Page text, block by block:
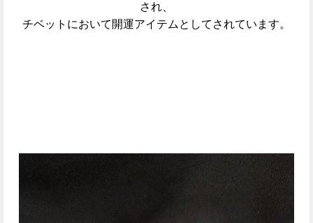
され、
チベットにおいて開運アイテムとしてされています。